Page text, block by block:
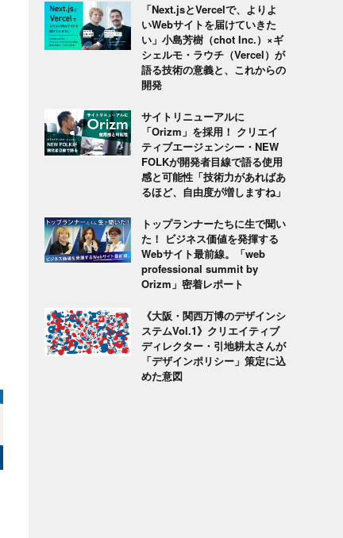
「Next.jsとVercelで、よりよ
いWebサイトを届けていきた
い」小島芳樹（chot Inc.）×ギ
シェルモ・ラウチ（Vercel）が
語る技術の意義と、これからの
開発
サイトリニューアルに
「Orizm」を採用！ クリエイ
ティブエージェンシー・NEW
FOLKが開発者目線で語る使用
感と可能性「技術力があればあ
るほど、自由度が増しますね」
トップランナーたちに生で聞い
た！ ビジネス価値を発揮する
Webサイト最前線。「web
professional summit by
Orizm」密着レポート
《大阪・関西万博のデザインシ
ステムVol.1》クリエイティブ
ディレクター・引地耕太さんが
「デザインポリシー」策定に込
めた意図